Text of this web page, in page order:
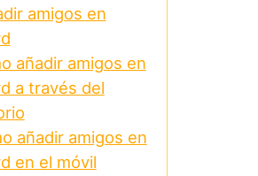
amigos en
añadir amigos en
a través del
añadir amigos en
en el móvil